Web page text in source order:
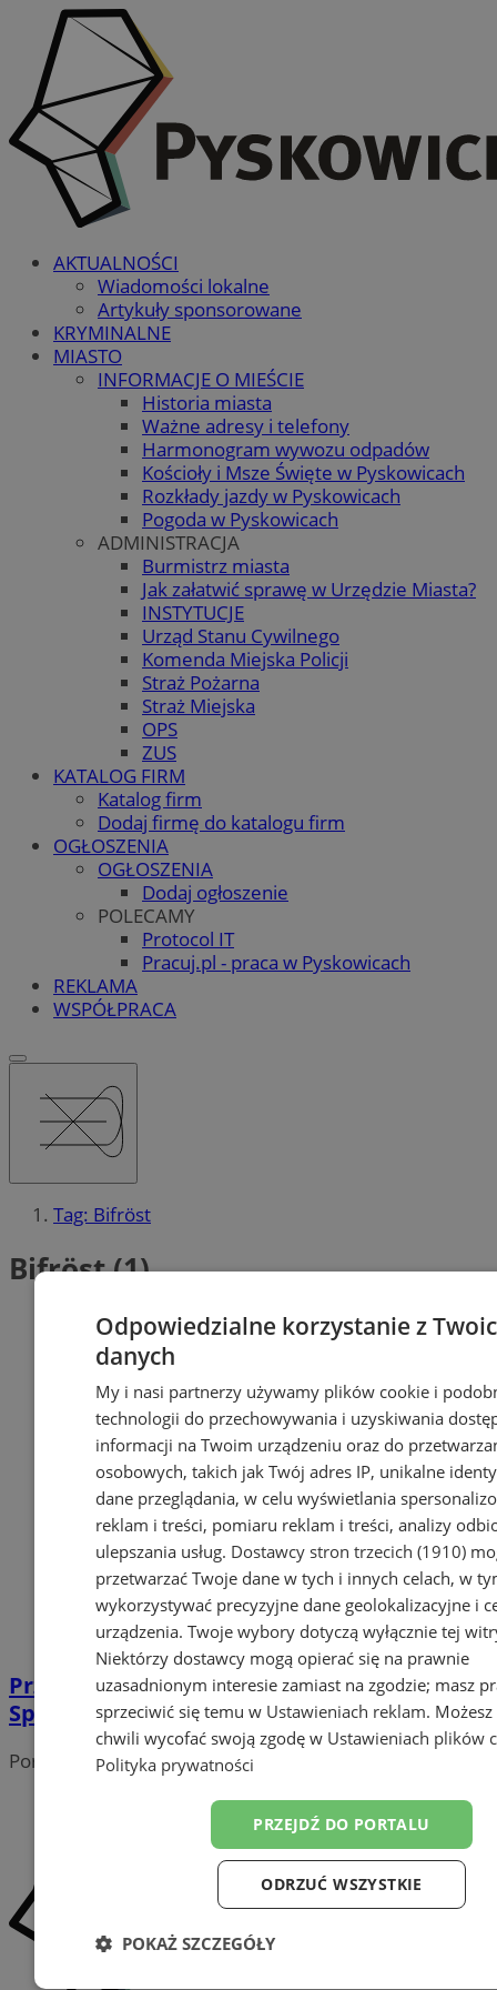
AKTUALNOŚCI
Wiadomości lokalne
Artykuły sponsorowane
KRYMINALNE
MIASTO
INFORMACJE O MIEŚCIE
Historia miasta
Ważne adresy i telefony
Harmonogram wywozu odpadów
Kościoły i Msze Święte w Pyskowicach
Rozkłady jazdy w Pyskowicach
Pogoda w Pyskowicach
ADMINISTRACJA
Burmistrz miasta
Jak załatwić sprawę w Urzędzie Miasta?
INSTYTUCJE
Urząd Stanu Cywilnego
Komenda Miejska Policji
Straż Pożarna
Straż Miejska
OPS
ZUS
KATALOG FIRM
Katalog firm
Dodaj firmę do katalogu firm
OGŁOSZENIA
OGŁOSZENIA
Dodaj ogłoszenie
POLECAMY
Protocol IT
Pracuj.pl - praca w Pyskowicach
REKLAMA
WSPÓŁPRACA
Tag: Bifröst
Bifröst (1)
Przed nami Festiwal Mitologii Nordyckiej.
Sprawdźcie szczegóły!
Portal należy do sieci
Odpowiedzialne korzystanie z
danych
My i nasi partnerzy używamy plików cookie i
technologii do przechowywania i uzyskiwania
informacji na Twoim urządzeniu oraz do
osobowych, takich jak Twój adres IP, unikalne
dane przeglądania, w celu wyświetlania
reklam i treści, pomiaru reklam i treści, analizy
ulepszania usług. Dostawcy stron trzecich (1910)
przetwarzać Twoje dane w tych i innych celach, w
wykorzystywać precyzyjne dane geolokalizacyjne i
urządzenia. Twoje wybory dotyczą wyłącznie tej
Niektórzy dostawcy mogą opierać się na prawnie
uzasadnionym interesie zamiast na zgodzie; masz
sprzeciwić się temu w Ustawieniach reklam.
chwili wycofać swoją zgodę w Ustawieniach plików
Polityka prywatności
PRZEJDŹ DO PORTALU
ODRZUĆ WSZYSTKIE
POKAŻ SZCZEGÓŁY